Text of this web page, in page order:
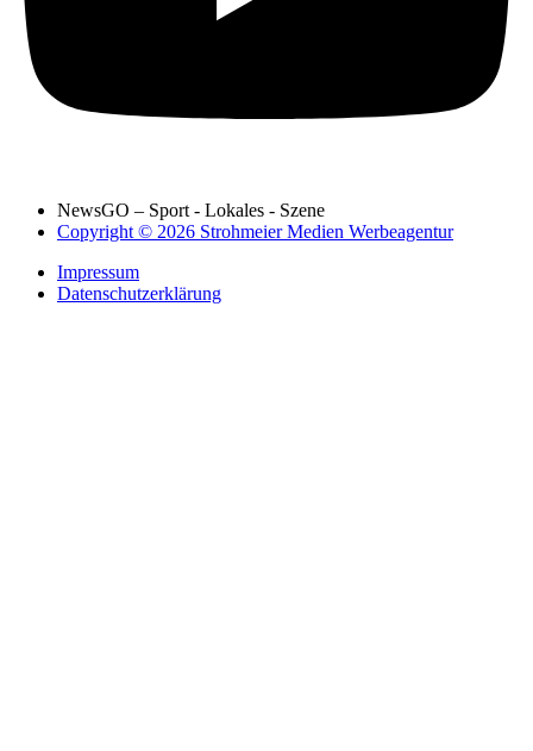
NewsGO – Sport - Lokales - Szene
Copyright © 2026 Strohmeier Medien Werbeagentur
Impressum
Datenschutzerklärung